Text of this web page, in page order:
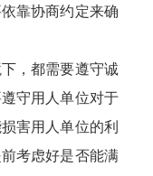
靠协商约定来确
，都需要遵守诚
守用人单位对于
害用人单位的利
考虑好是否能满